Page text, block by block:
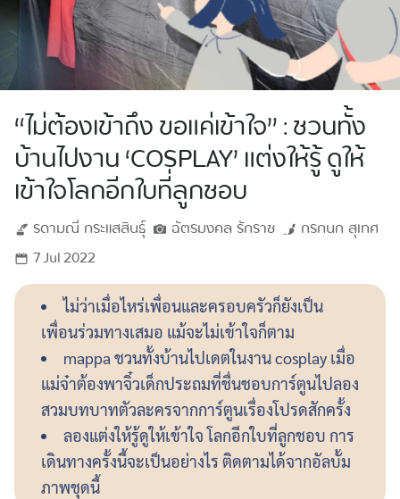
“ไม่ต้องเข้าถึง ขอแค่เข้าใจ” : ชวนทั้ง
บ้านไปงาน ‘COSPLAY’ แต่งให้รู้ ดูให้
เข้าใจโลกอีกใบที่ลูกชอบ
รดามณี กระแสสินธุ์ ฉัตรมงคลรักราช กรกนกสุเทศ
7 Jul 2022
ไม่ว่าเมื่อไหร่เพื่อนและครอบครัวก็ยังเป็น
เพื่อนร่วมทางเสมอ แม้จะไม่เข้าใจก็ตาม
mappa ชวนทั้งบ้านไปเดตในงาน cosplay เมื่อ
แม่จ๋าต้องพาจิ๋วเด็กประถมที่ชื่นชอบการ์ตูนไปลอง
สวมบทบาทตัวละครจากการ์ตูนเรื่องโปรดสักครั้ง
ลองแต่งให้รู้ดูให้เข้าใจ โลกอีกใบที่ลูกชอบ การ
เดินทางครั้งนี้จะเป็นอย่างไร ติดตามได้จากอัลบั้ม
ภาพชุดนี้